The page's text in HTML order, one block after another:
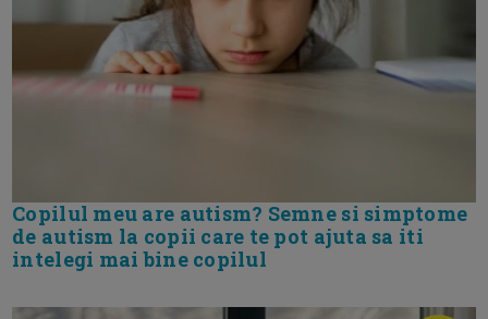
Copilul meu are autism? Semne si simptome
de autism la copii care te pot ajuta sa iti
intelegi mai bine copilul